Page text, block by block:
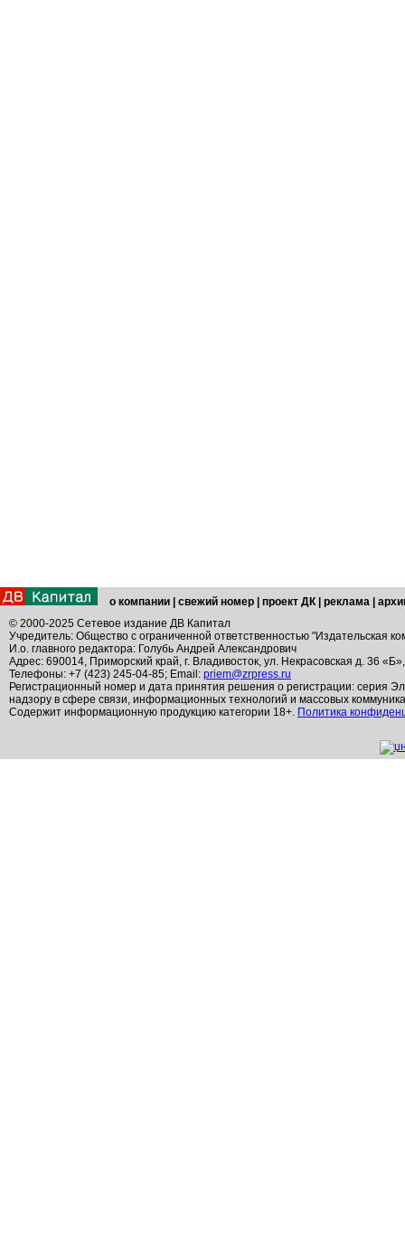
о компании свежий номер проект ДК реклама
© 2000-2025 Сетевое издание ДВ Капитал
Учредитель: Общество с ограниченной ответственностью "Издательская
И.о. главного редактора: Голубь Андрей Александрович
Адрес: 690014, Приморский край, г. Владивосток, ул. Некрасовская д. 36
Телефоны: +7 (423) 245-04-85; Email: priem@zrpress.ru
Регистрационный номер и дата принятия решения о регистрации: серия
надзору в сфере связи, информационных технологий и массовых
Содержит информационную продукцию категории 18+. Политика